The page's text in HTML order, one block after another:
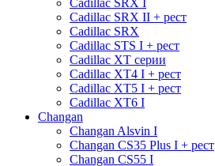
Cadillac SRX II + рест
Cadillac SRX
Cadillac STS I + рест
Cadillac XT серии
Cadillac XT4 I + рест
Cadillac XT5 I + рест
Cadillac XT6 I
Changan
Changan Alsvin I
Changan CS35 Plus I + рест
Changan CS55 I